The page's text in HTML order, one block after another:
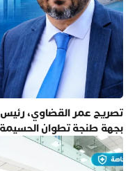
تصريح عمر القضاوي، رئيس
بجهة طنجة تطوان